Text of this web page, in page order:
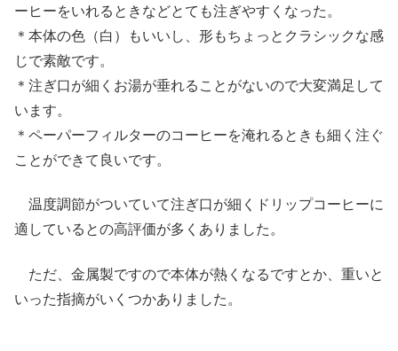
ーヒーをいれるときなどとても注ぎやすくなった。
＊本体の色（白）もいいし、形もちょっとクラシックな感
じで素敵です。
＊注ぎ口が細くお湯が垂れることがないので大変満足して
います。
＊ペーパーフィルターのコーヒーを淹れるときも細く注ぐ
ことができて良いです。
温度調節がついていて注ぎ口が細くドリップコーヒーに
適しているとの高評価が多くありました。
ただ、金属製ですので本体が熱くなるですとか、重いと
いった指摘がいくつかありました。